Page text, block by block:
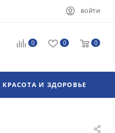
ВОЙТИ
0 0 0
КРАСОТА И ЗДОРОВЬЕ